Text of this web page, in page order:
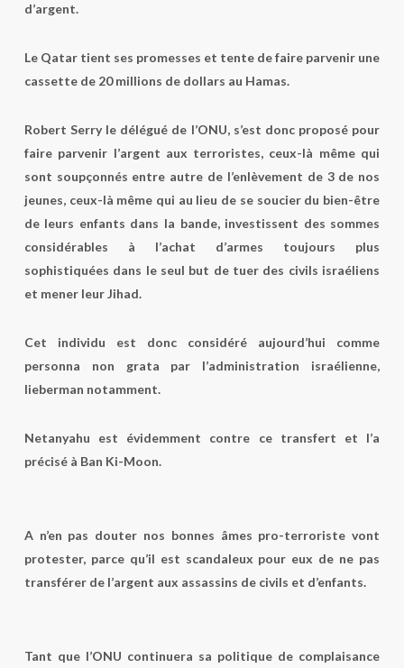
d’argent.
Le Qatar tient ses promesses et tente de faire parvenir une
cassette de 20 millions de dollars au Hamas.
Robert Serry le délégué de l’ONU, s’est donc proposé pour
faire parvenir l’argent aux terroristes, ceux-là même qui
sont soupçonnés entre autre de l’enlèvement de 3 de nos
jeunes, ceux-là même qui au lieu de se soucier du bien-être
de leurs enfants dans la bande, investissent des sommes
considérables à l’achat d’armes toujours plus
sophistiquées dans le seul but de tuer des civils israéliens
et mener leur Jihad.
Cet individu est donc considéré aujourd’hui comme
personna non grata par l’administration israélienne,
lieberman notamment.
Netanyahu est évidemment contre ce transfert et l’a
précisé à Ban Ki-Moon.
A n’en pas douter nos bonnes âmes pro-terroriste vont
protester, parce qu’il est scandaleux pour eux de ne pas
transférer de l’argent aux assassins de civils et d’enfants.
Tant que l’ONU continuera sa politique de complaisance